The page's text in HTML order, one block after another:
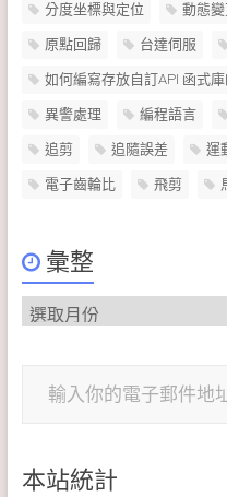
分度坐標與定位 動態
原點回歸 台達伺服
如何編寫存放自訂API 函式
異警處理 編程語言
追剪 追隨誤差 運
電子齒輪比 飛剪
彙整
彙
整
本站統計